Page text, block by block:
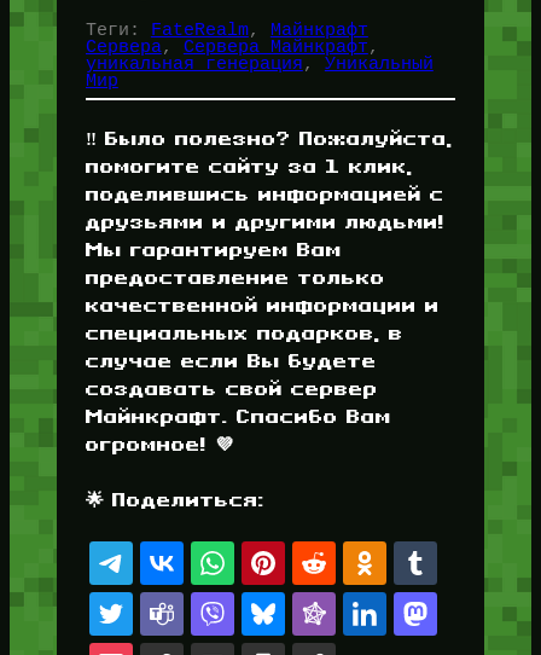
Теги: FateRealm,
Майнкрафт
Сервера, Сервера Майнкрафт
уникальная генерация, Уникальный
Мир
‼️ Было полезно? Пожалуйста,
помогите сайту за 1 клик,
поделившись информацией с
друзьями и другими людьми!
Мы гарантируем Вам
предоставление только
качественной информации и
специальных подарков, в
случае если Вы будете
создавать свой сервер
Майнкрафт. Спасибо Вам
огромное! 💜
🌟 Поделиться: